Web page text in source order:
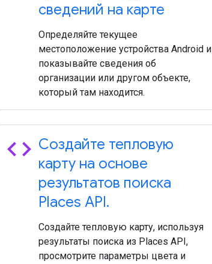
сведений на карте
Определяйте текущее
местоположение устройства Android и
показывайте сведения об
организации или другом объекте,
который там находится.
code Создайте тепловую
карту на основе
результатов поиска
Places API.
Создайте тепловую карту, используя
результаты поиска из Places API,
просмотрите параметры цвета и